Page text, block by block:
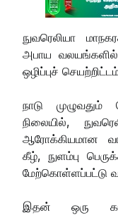
நுவரெலியா
அபாய
ஒழிப்புச்
நாடு
நிலையில்,
ஆரோக்கியமான
கீழ், நுளம்பு
மேற்கொள்ளப்பட்டு
இதன் ஒரு